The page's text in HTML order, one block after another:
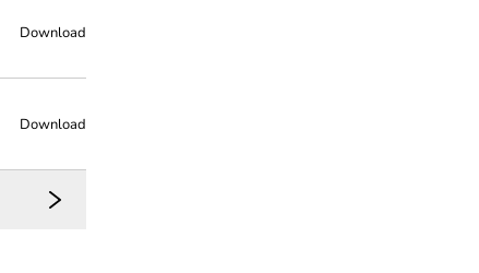
Download
Download